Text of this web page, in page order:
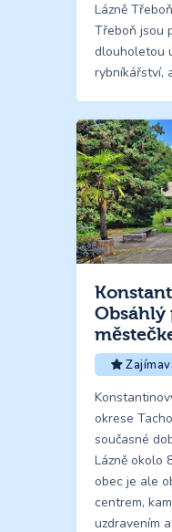
Lázně
Třeboň jsou
dlouholetou
rybníkářství,
Obsáhlý
okrese
současné
Lázně okolo
obec je ale
centrem,
uzdravením